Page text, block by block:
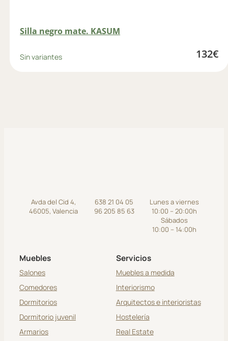
Silla negro mate. KASUM
Sin variantes 132€
Avda del Cid 4,
46005, Valencia
638 21 04 05
96 205 85 63
Lunes a viernes
10:00 – 20:00h
Sábados
10:00 – 14:00h
Muebles
Salones
Comedores
Dormitorios
Dormitorio juvenil
Armarios
Servicios
Muebles a medida
Interiorismo
Arquitectos e interioristas
Hostelería
Real Estate